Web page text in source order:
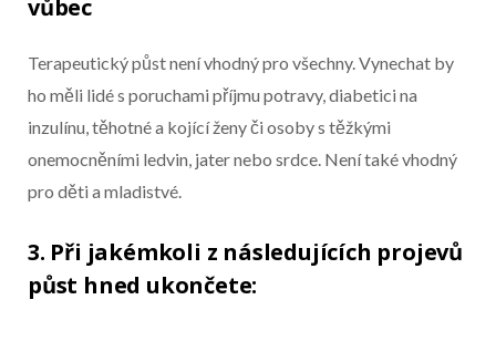
vůbec
Terapeutický půst není vhodný pro všechny. Vynechat by
ho měli lidé s poruchami příjmu potravy, diabetici na
inzulínu, těhotné a kojící ženy či osoby s těžkými
onemocněními ledvin, jater nebo srdce. Není také vhodný
pro děti a mladistvé.
3. Při jakémkoli z následujících projevů
půst hned ukončete: